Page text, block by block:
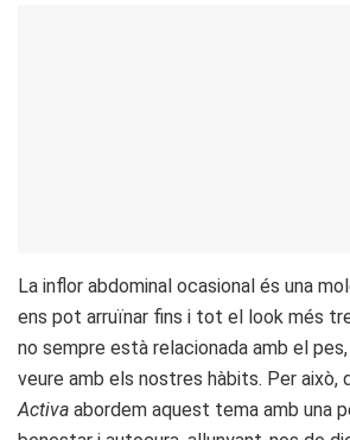
La inflor abdominal ocasional és una
ens pot arruïnar fins i tot el look més
no sempre està relacionada amb el
veure amb els nostres hàbits. Per això,
Activa abordem aquest tema amb una